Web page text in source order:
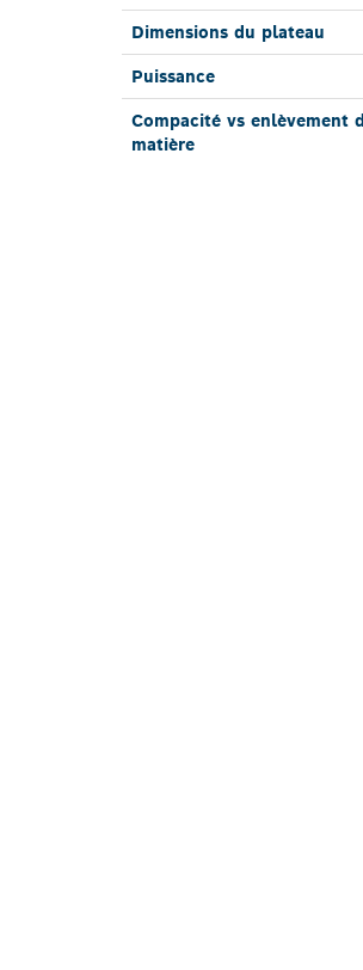
Dimen­sions du plateau
Puis­sance
Compa­cité vs enlève­ment
matière